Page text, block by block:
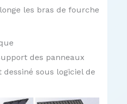
les bras de fourche
des panneaux
sous logiciel de